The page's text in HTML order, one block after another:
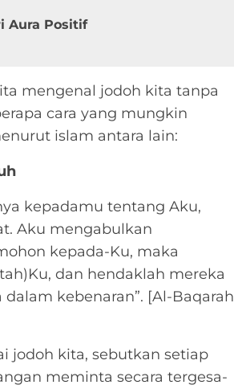
Aura Positif
mengenal jodoh kita tanpa
cara yang mungkin
islam antara lain:
kepadamu tentang Aku,
Aku mengabulkan
kepada-Ku, maka
dan hendaklah mereka
kebenaran”. [Al-Baqarah
jodoh kita, sebutkan setiap
meminta secara tergesa-